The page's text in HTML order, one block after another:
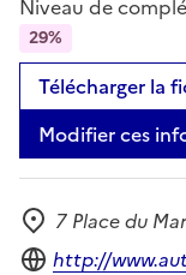
Niveau de
29%
Télécharger la
Modifier ces
Adresse
7 Place du
Site internet
http://